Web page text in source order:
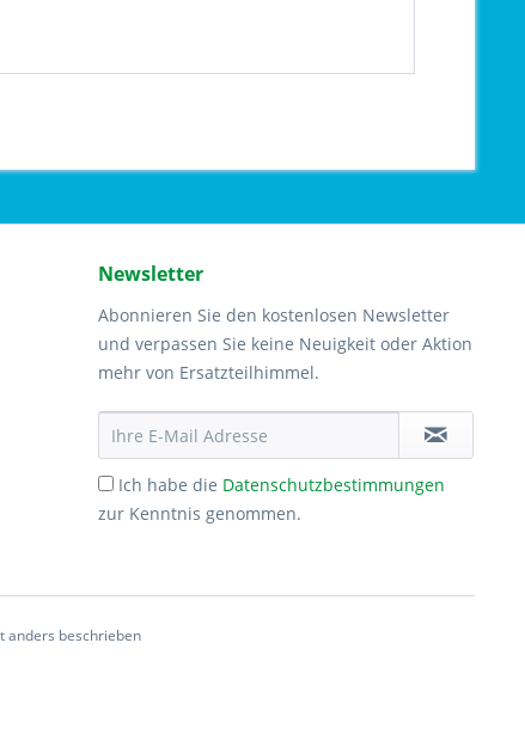
Newsletter
Abonnieren Sie den kostenlosen Newsletter
und verpassen Sie keine Neuigkeit oder Aktion
mehr von Ersatzteilhimmel.
Ich habe die Datenschutzbestimmungen
zur Kenntnis genommen.
anders beschrieben